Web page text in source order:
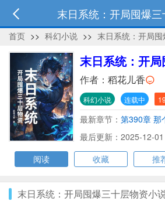
末日系统：开局囤爆
首页 >> 科幻小说 >> 末日系统：开局
末日系统：开
作者： 稻花儿香
科幻小说 连载中
最新章节： 第390章 那
最后更新：2025-12-
阅读
收藏 推
末日系统：开局囤爆三十层物资小